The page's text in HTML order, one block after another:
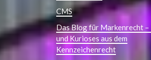
CMS
Das Blog für Markenrecht –
und Kurioses aus dem
Kennzeichenrecht